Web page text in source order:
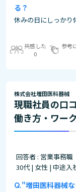
る？
休みの日にしっかり
共感した
0
参考
株式会社増田医科器械
現職社員の口
働き方・ワー
回答者 : 営業事務職
30代 | 女性 | 中途入
"増田医科器械